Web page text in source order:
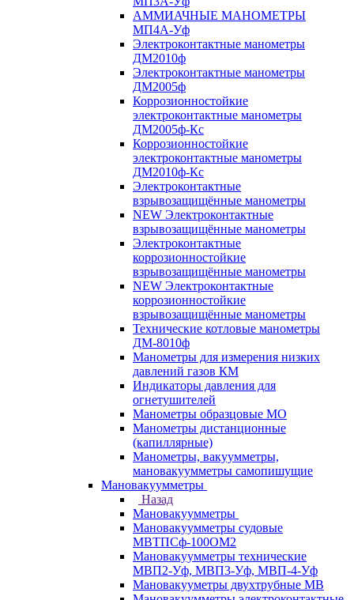
АММИАЧНЫЕ МАНОМЕТРЫ
МП4А-Уф
Электроконтактные манометры
ДМ2010ф
Электроконтактные манометры
ДМ2005ф
Коррозионностойкие
электроконтактные манометры
ДМ2005ф-Кс
Коррозионностойкие
электроконтактные манометры
ДМ2010ф-Кс
Электроконтактные
взрывозащищённые манометры
NEW Электроконтактные
взрывозащищённые манометры
Электроконтактные
коррозионностойкие
взрывозащищённые манометры
NEW Электроконтактные
коррозионностойкие
взрывозащищённые манометры
Технические котловые манометры
ДМ-8010ф
Манометры для измерения низких
давлений газов КМ
Индикаторы давления для
огнетушителей
Манометры образцовые МО
Манометры дистанционные
(капиллярные)
Манометры, вакуумметры,
мановакуумметры самопишущие
Мановакуумметры
Назад
Мановакуумметры
Мановакуумметры судовые
МВТПСф-100ОМ2
Мановакуумметры технические
МВП2-Уф, МВП3-Уф, МВП-4-Уф
Мановакууметры двухтрубные МВ